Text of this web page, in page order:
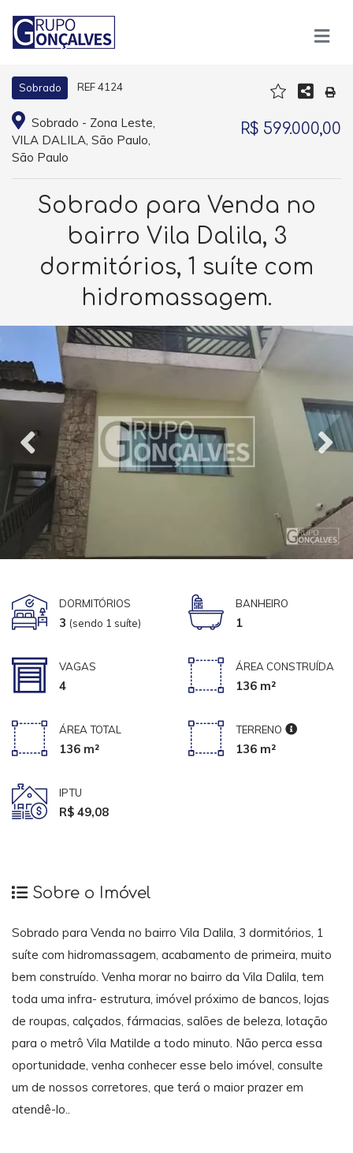
Sobrado REF 4124
Sobrado - Zona Leste,
VILA DALILA, São Paulo,
São Paulo
R$ 599.000,00
Sobrado para Venda no
bairro Vila Dalila, 3
dormitórios, 1 suíte com
hidromassagem.
DORMITÓRIOS
3 (sendo 1 suíte)
BANHEIRO
1
VAGAS
4
ÁREA CONSTRUÍDA
136 m²
ÁREA TOTAL
136 m²
TERRENO
136 m²
IPTU
R$ 49,08
Sobre o Imóvel
Sobrado para Venda no bairro Vila Dalila, 3 dormitórios, 1
suíte com hidromassagem, acabamento de primeira, muito
bem construído. Venha morar no bairro da Vila Dalila, tem
toda uma infra- estrutura, imóvel próximo de bancos, lojas
de roupas, calçados, fármacias, salões de beleza, lotação
para o metrô Vila Matilde a todo minuto. Não perca essa
oportunidade, venha conhecer esse belo imóvel, consulte
um de nossos corretores, que terá o maior prazer em
atendê-lo..